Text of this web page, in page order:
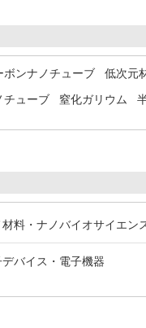
ボンナノチューブ 低次元
チューブ 窒化ガリウム
料・ナノバイオサイエン
バイス・電子機器